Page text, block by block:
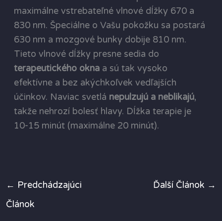
maximálne vstrebateľné vlnové dĺžky 670 a
830 nm. Špeciálne o Vašu pokožku sa postará
630 nm a mozgové bunky dobije 810 nm.
Tieto vlnové dĺžky presne sedia do
terapeutického okna a sú tak vysoko
efektívne a bez akýchkoľvek vedľajších
účinkov. Naviac svetlá nepulzujú a neblikajú,
takže nehrozí bolesť hlavy. Dĺžka terapie je
10-15 minút (maximálne 20 minút).
← Predchádzajúci
Článok
Ďalší Článok →